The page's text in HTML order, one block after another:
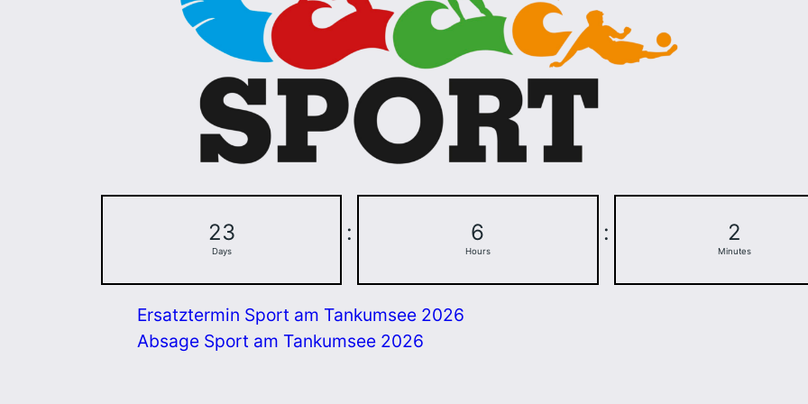
23
Days
: 6
Hours
: 2
Minutes
Ersatztermin Sport am Tankumsee 2026
Absage Sport am Tankumsee 2026